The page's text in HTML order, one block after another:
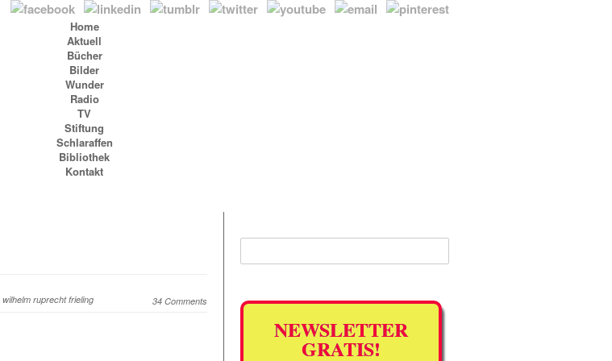
Home
Aktuell
Bücher
Bilder
Wunder
Radio
TV
Stiftung
Schlaraffen
Bibliothek
Kontakt
wilhelm ruprecht frieling 34 Comments
NEWSLETTER
GRATIS!